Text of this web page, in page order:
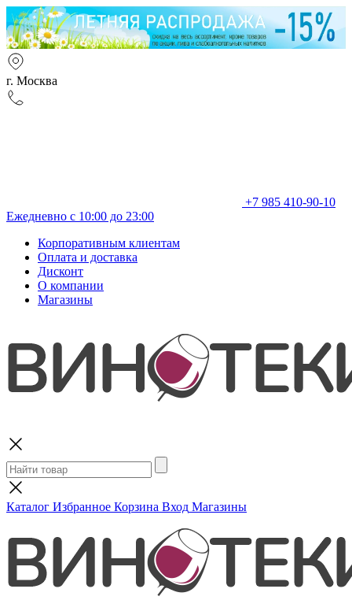
г. Москва
+7 985 410-90-10
Ежедневно с 10:00 до 23:00
Корпоративным клиентам
Оплата и доставка
Дисконт
О компании
Магазины
Каталог Избранное Корзина Вход Магазины